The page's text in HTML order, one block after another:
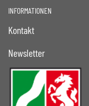
INFORMATIONEN
Kontakt
Newsletter